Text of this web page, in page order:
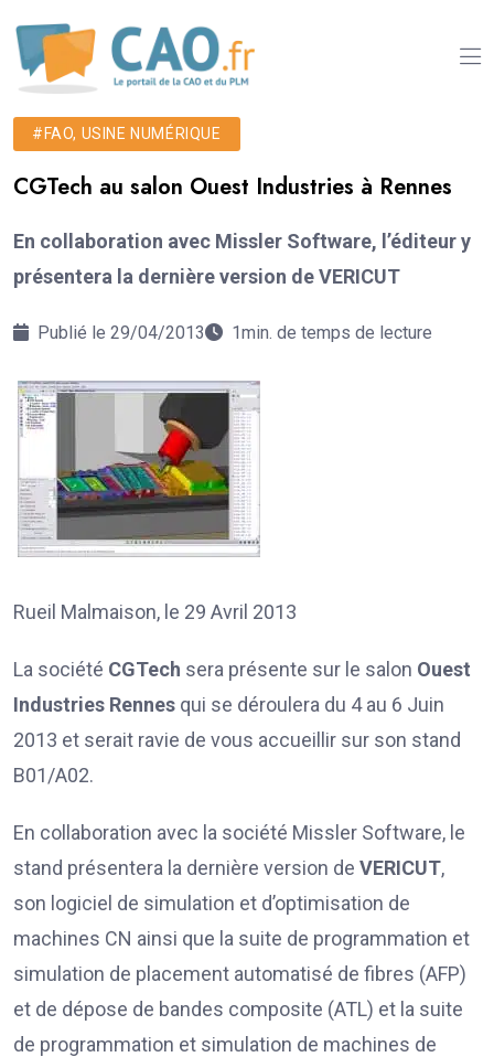
#FAO, USINE NUMÉRIQUE
CGTech au salon Ouest Industries à Rennes
En collaboration avec Missler Software, l’éditeur y
présentera la dernière version de VERICUT
Publié le 29/04/2013 1min. de temps de lecture
Rueil Malmaison, le 29 Avril 2013
La société CGTech sera présente sur le salon Ouest
Industries Rennes qui se déroulera du 4 au 6 Juin
2013 et serait ravie de vous accueillir sur son stand
B01/A02.
En collaboration avec la société Missler Software, le
stand présentera la dernière version de VERICUT,
son logiciel de simulation et d’optimisation de
machines CN ainsi que la suite de programmation et
simulation de placement automatisé de fibres (AFP)
et de dépose de bandes composite (ATL) et la suite
de programmation et simulation de machines de